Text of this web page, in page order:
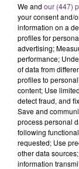
L'ORDRE
Alors que
s'est avéré
l'inspection
les
UN FEU DE
We and our (447)
your consent and/
information on a
profiles for
advertising;
performance;
of data from
profiles to
content; Use
detect fraud, and
Save and
process personal
following
requested; Use
other data
information